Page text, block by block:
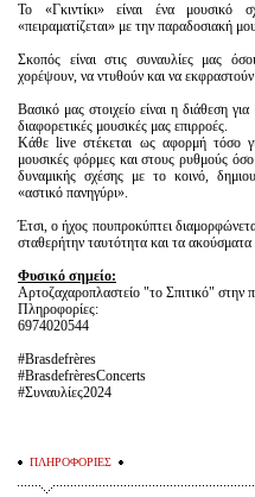
Το «Γκιντίκι» είναι ένα μουσικό
«πειραματίζεται» με την παραδοσιακή
Σκοπός είναι στις συναυλίες μας
χορέψουν, να ντυθούν και να
Βασικό μας στοιχείο είναι η διάθεση
διαφορετικές μουσικές μας επιρροές.
Κάθε live στέκεται ως αφορμή τόσο
μουσικές φόρμες και στους ρυθμούς όσο
δυναμικής σχέσης με το κοινό,
«αστικό πανηγύρι».
Έτσι, ο ήχος πουπροκύπτει
σταθερήτην ταυτότητα και τα
Φυσικό σημείο:
Αρτοζαχαροπλαστείο "το Σπιτικό" στην
Πληροφορίες:
6974020544
#Brasdefrères
#BrasdefrèresConcerts
#Συναυλίες2024
ΠΛΗΡΟΦΟΡΙΕΣ